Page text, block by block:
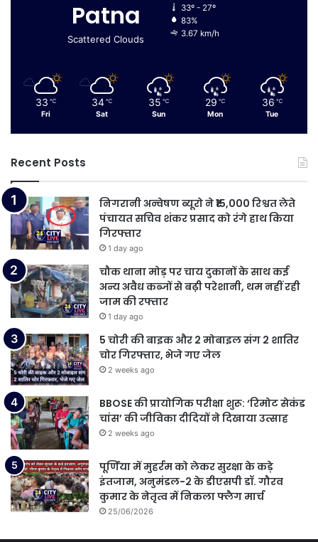
Patna
Scattered Clouds
33º - 27º
83%
3.67 km/h
33 ℃
Fri
34 ℃
Sat
35 ℃
Sun
29 ℃
Mon
36 ℃
Tue
Recent Posts
निगरानी अन्वेषण ब्यूरो ने ₹15,000 रिश्वत लेते
पंचायत सचिव शंकर प्रसाद को रंगे हाथ किया
गिरफ्तार
1 day ago
चौक थाना मोड़ पर चाय दुकानों के साथ कई
अन्य अवैध कब्जों से बढ़ी परेशानी, थम नहीं रही
जाम की रफ्तार
1 day ago
5 चोरी की बाइक और 2 मोबाइल संग 2 शातिर
चोर गिरफ्तार, भेजे गए जेल
2 weeks ago
BBOSE की प्रायोगिक परीक्षा शुरू: ‘रिमोट सेकंड
चांस’ की जीविका दीदियों ने दिखाया उत्साह
2 weeks ago
पूर्णिया में मुहर्रम को लेकर सुरक्षा के कड़े
इंतजाम, अनुमंडल-2 के डीएसपी डॉ. गौरव
कुमार के नेतृत्व में निकला फ्लैग मार्च
25/06/2026